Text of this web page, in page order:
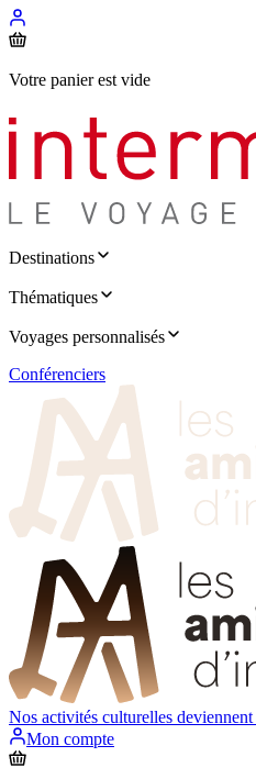
Votre panier est vide
Destinations
Thématiques
Voyages personnalisés
Conférenciers
Nos activités culturelles deviennent
Mon compte